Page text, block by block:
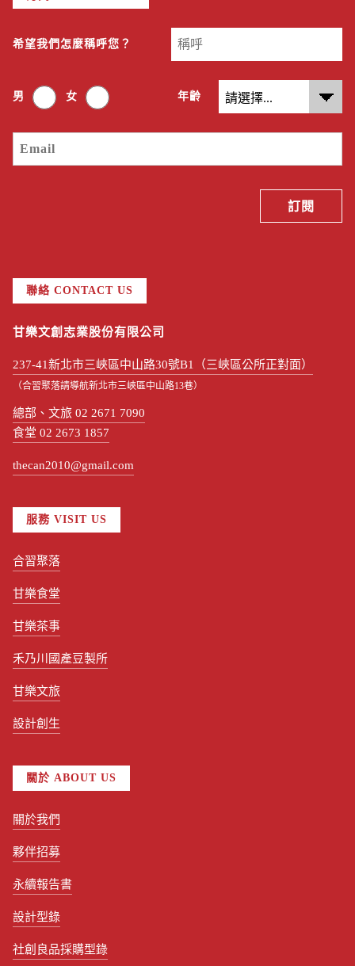
希望我們怎麼稱呼您？
男 女 年齡
聯絡 CONTACT US
甘樂文創志業股份有限公司
237-41新北市三峽區中山路30號B1（三峽區公所正對面）
（合習聚落請導航新北市三峽區中山路13巷）
總部、文旅 02 2671 7090
食堂 02 2673 1857
thecan2010@gmail.com
服務 VISIT US
合習聚落
甘樂食堂
甘樂茶事
禾乃川國產豆製所
甘樂文旅
設計創生
關於 ABOUT US
關於我們
夥伴招募
永續報告書
設計型錄
社創良品採購型錄